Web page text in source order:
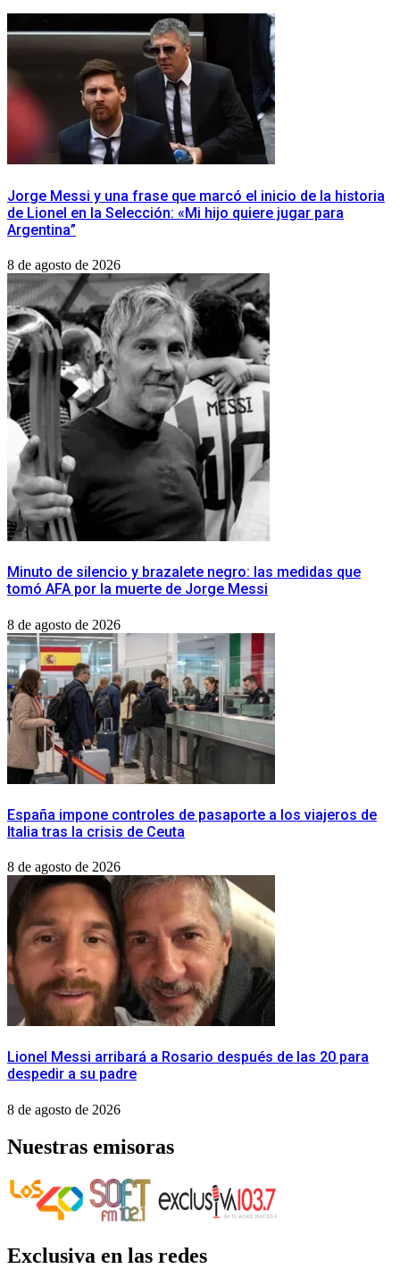
Jorge Messi y una frase que marcó el inicio de la historia
de Lionel en la Selección: «Mi hijo quiere jugar para
Argentina”
8 de agosto de 2026
Minuto de silencio y brazalete negro: las medidas que
tomó AFA por la muerte de Jorge Messi
8 de agosto de 2026
España impone controles de pasaporte a los viajeros de
Italia tras la crisis de Ceuta
8 de agosto de 2026
Lionel Messi arribará a Rosario después de las 20 para
despedir a su padre
8 de agosto de 2026
Nuestras emisoras
Exclusiva en las redes